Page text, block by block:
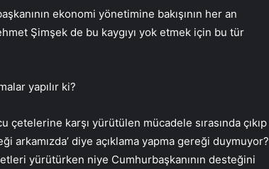
ekonomi yönetimine bakışının her an
Şimşek de bu kaygıyı yok etmek için bu tür
yapılır ki?
karşı yürütülen mücadele sırasında çıkıp
arkamızda’ diye açıklama yapma gereği duymuyor?
yürütürken niye Cumhurbaşkanının desteğini